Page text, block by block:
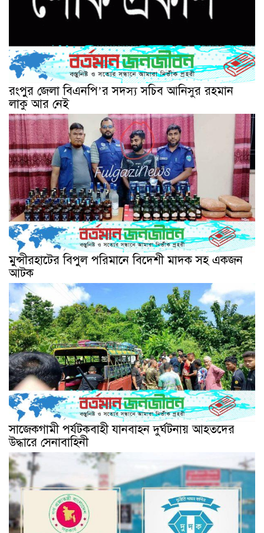
রংপুর জেলা বিএনপি’র সদস্য সচিব আনিসুর রহমান
লাকু আর নেই
মুন্সীরহাটের বিপুল পরিমানে বিদেশী মাদক সহ একজন
আটক
সাজেকগামী পর্যটকবাহী যানবাহন দুর্ঘটনায় আহতদের
উদ্ধারে সেনাবাহিনী